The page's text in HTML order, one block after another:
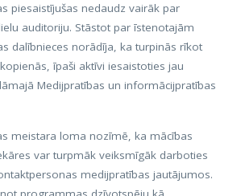
piesaistījušas nedaudz vairāk par
auditoriju. Stāstot par īstenotajām
dalībnieces norādīja, ka turpinās rīkot
īpaši aktīvi iesaistoties jau
Medijpratības un informācijpratības
meistara loma nozīmē, ka mācības
var turpmāk veiksmīgāk darboties
medijpratības jautājumos.